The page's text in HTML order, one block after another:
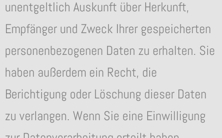
unentgeltlich Auskunft über Herkunft,
Empfänger und Zweck Ihrer gespeicherten
personenbezogenen Daten zu erhalten. Sie
haben außerdem ein Recht, die
Berichtigung oder Löschung dieser Daten
zu verlangen. Wenn Sie eine Einwilligung